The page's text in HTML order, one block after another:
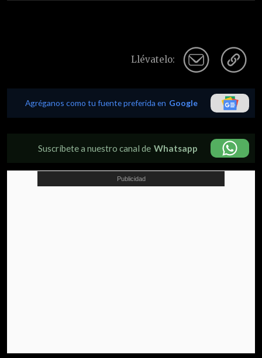
Llévatelo:
Agréganos como tu fuente preferida en Google
Suscríbete a nuestro canal de Whatsapp